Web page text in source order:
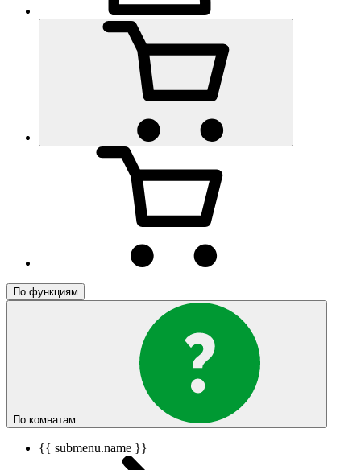
По функциям
По комнатам
{{ submenu.name }}